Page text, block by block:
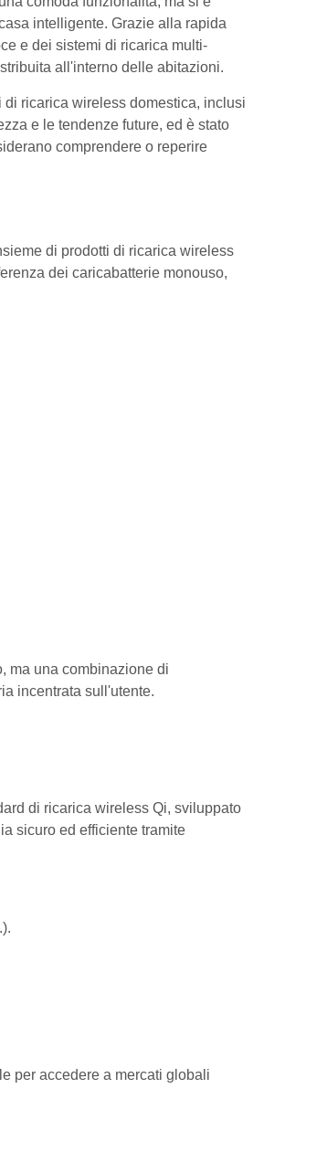
intelligente. Grazie alla rapida
e dei sistemi di ricarica multi-
all'interno delle abitazioni.
ricarica wireless domestica, inclusi
e le tendenze future, ed è stato
comprendere o reperire
di prodotti di ricarica wireless
dei caricabatterie monouso,
ma una combinazione di
incentrata sull'utente.
di ricarica wireless Qi, sviluppato
sicuro ed efficiente tramite
per accedere a mercati globali